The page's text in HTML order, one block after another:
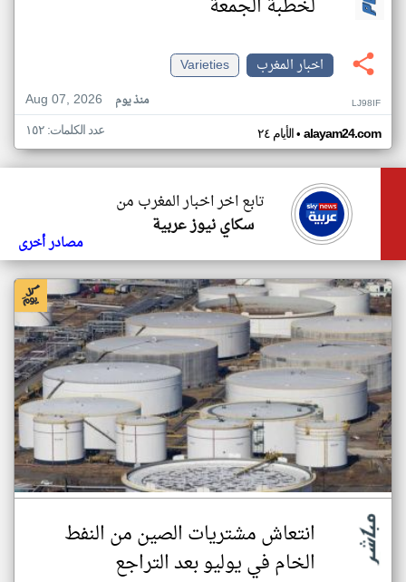
لخطبة الجمعة
اخبار المغرب
Varieties
Aug 07, 2026
منذ يوم LJ98IF
الأيام ٢٤• alayam24.com عدد الكلمات: ١٥٢
تابع اخر اخبار المغرب من
سكاي نيوز عربية
مصادر أخرى
انتعاش مشتريات الصين من النفط
الخام في يوليو بعد التراجع